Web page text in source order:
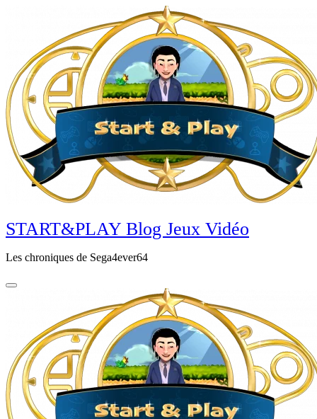
principal
START&PLAY Blog Jeux Vidéo
Les chroniques de Sega4ever64